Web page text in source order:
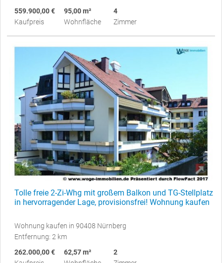
559.900,00 €
Kaufpreis
95,00 m²
Wohnfläche
4
Zimmer
Tolle freie 2-Zi-Whg mit großem Balkon und TG-Stellplatz
in hervorragender Lage, provisionsfrei! Wohnung kaufen
Wohnung kaufen in 90408 Nürnberg
Entfernung: 2 km
262.000,00 €
62,57 m²
2